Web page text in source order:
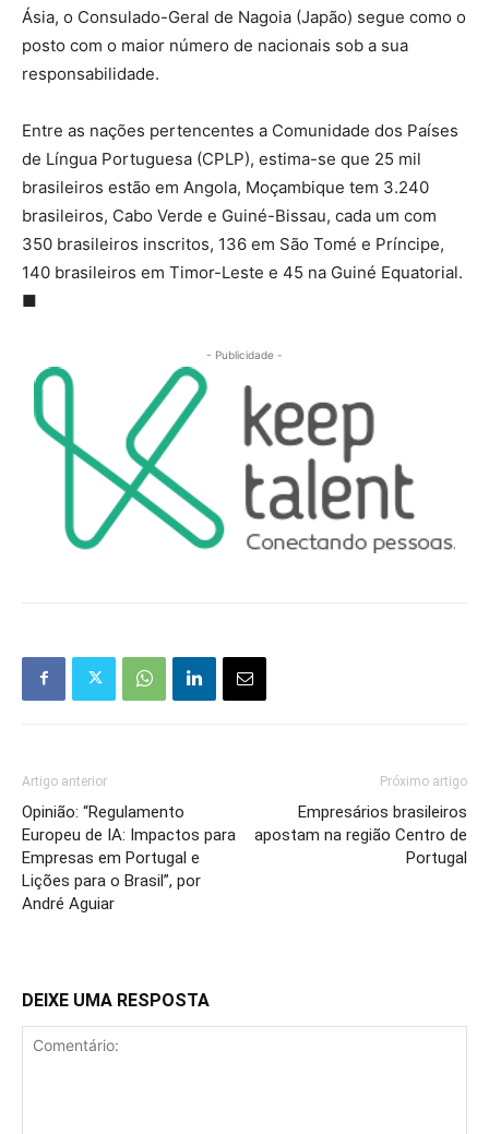
Ásia, o Consulado-Geral de Nagoia (Japão) segue como o
posto com o maior número de nacionais sob a sua
responsabilidade.
Entre as nações pertencentes a Comunidade dos Países
de Língua Portuguesa (CPLP), estima-se que 25 mil
brasileiros estão em Angola, Moçambique tem 3.240
brasileiros, Cabo Verde e Guiné-Bissau, cada um com
350 brasileiros inscritos, 136 em São Tomé e Príncipe,
140 brasileiros em Timor-Leste e 45 na Guiné Equatorial.
■
- Publicidade -
Artigo anterior
Opinião: “Regulamento
Europeu de IA: Impactos para
Empresas em Portugal e
Lições para o Brasil”, por
André Aguiar
Próximo artigo
Empresários brasileiros
apostam na região Centro de
Portugal
DEIXE UMA RESPOSTA